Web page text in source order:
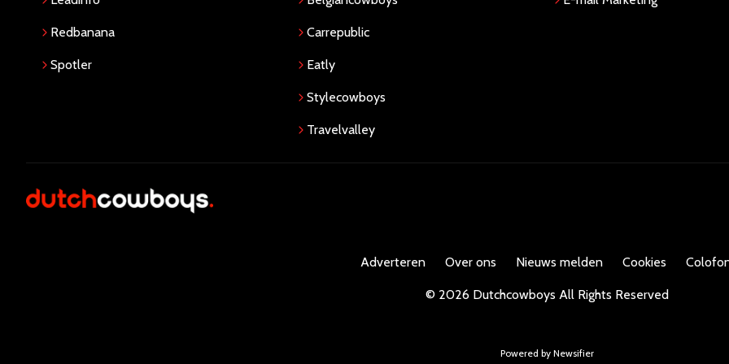
Redbanana
Spotler
Carrepublic
Eatly
Stylecowboys
Travelvalley
Adverteren Over ons Nieuws melden Cookies
© 2026 Dutchcowboys All Rights Reserved
Powered by Newsifier